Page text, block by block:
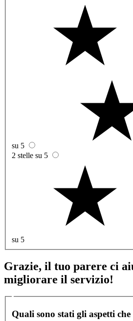
su 5
2 stelle su 5
su 5
Grazie, il tuo parere ci
migliorare il servizio!
Quali sono stati gli aspetti